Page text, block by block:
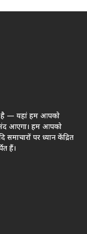
है — यहां हम आपको
आएगा। हम आपको
समाचारों पर ध्यान केंद्रित
हैं।